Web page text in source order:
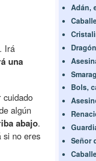
. Irá
una
cuidado
algún
abajo.
si no eres
Adán,
Bols,
Señor